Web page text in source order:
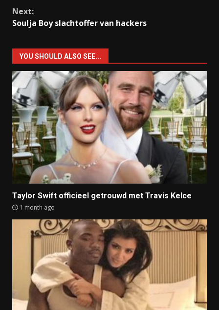
Next:
Soulja Boy slachtoffer van hackers
YOU SHOULD ALSO SEE...
Taylor Swift officieel getrouwd met Travis Kelce
1 month ago